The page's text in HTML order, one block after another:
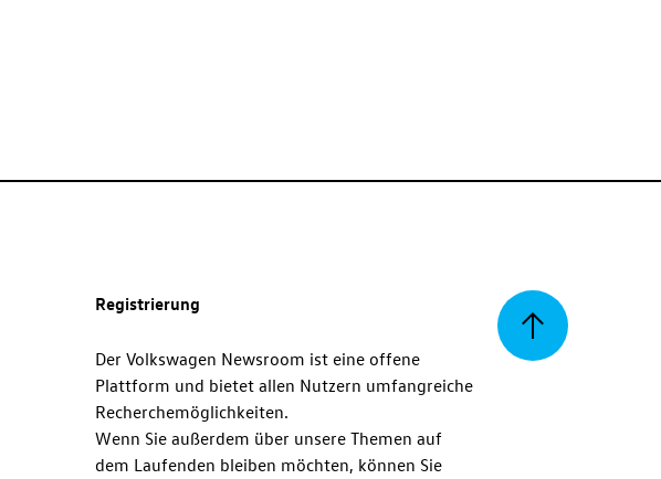
Zurück
Registrierung
Der Volkswagen Newsroom ist eine offene
Plattform und bietet allen Nutzern umfangreiche
Recherchemöglichkeiten.
Wenn Sie außerdem über unsere Themen auf
dem Laufenden bleiben möchten, können Sie